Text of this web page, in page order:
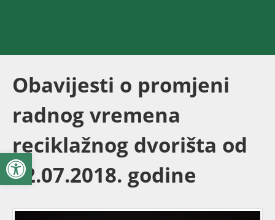
Open toolbar
Obavijesti o promjeni
radnog vremena
reciklažnog dvorišta od
12.07.2018. godine